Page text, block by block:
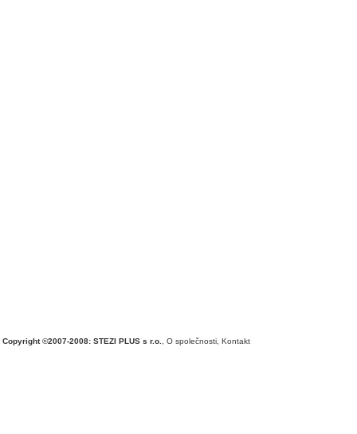
Copyright ©2007-2008: STEZI PLUS s r.o. O společnosti Kontakt